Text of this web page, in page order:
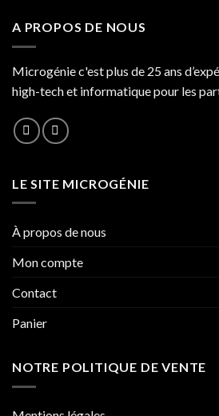
A PROPOS DE NOUS
Microgénie c'est plus de 25 ans
high-tech et informatique pour les
LE SITE MICROGÉNIE
À propos de nous
Mon compte
Contact
Panier
NOTRE POLITIQUE DE VENTE